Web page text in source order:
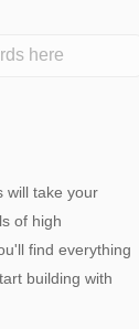
will take your
of high
find everything
building with